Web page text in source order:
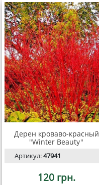
Дерен кроваво-красный
"Winter Beauty"
Артикул:47941
120 грн.